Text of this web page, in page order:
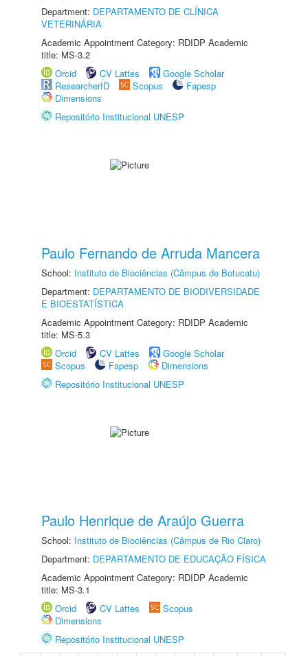
Department: DEPARTAMENTO DE CLÍNICA
VETERINÁRIA
Academic Appointment Category: RDIDP Academic
title: MS-3.2
Orcid
CV Lattes
Google Scholar
ResearcherID
Scopus
Fapesp
Dimensions
Repositório Institucional UNESP
Paulo Fernando de Arruda Mancera
School: Instituto de Biociências (Câmpus de Botucatu)
Department: DEPARTAMENTO DE BIODIVERSIDADE
E BIOESTATÍSTICA
Academic Appointment Category: RDIDP Academic
title: MS-5.3
Orcid
CV Lattes
Google Scholar
Scopus
Fapesp
Dimensions
Repositório Institucional UNESP
Paulo Henrique de Araújo Guerra
School: Instituto de Biociências (Câmpus de Rio Claro)
Department: DEPARTAMENTO DE EDUCAÇÃO FÍSICA
Academic Appointment Category: RDIDP Academic
title: MS-3.1
Orcid
CV Lattes
Scopus
Dimensions
Repositório Institucional UNESP